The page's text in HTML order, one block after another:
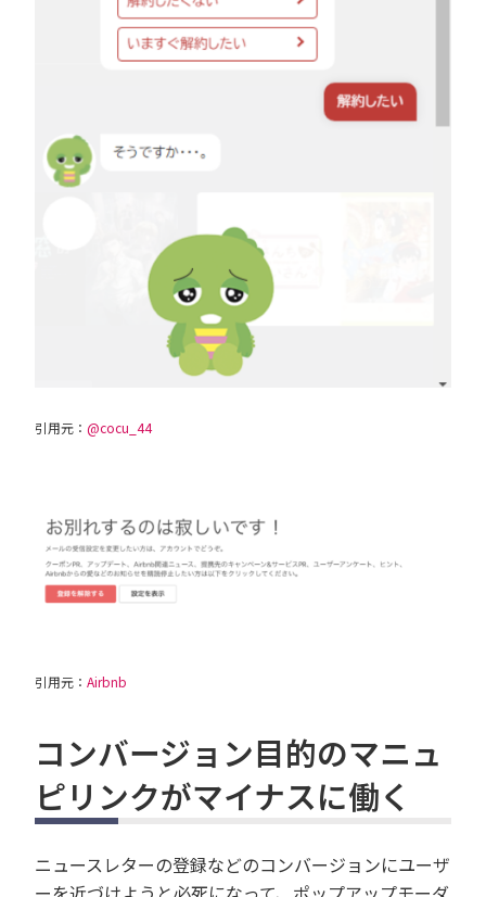
引用元： @cocu_44
引用元： Airbnb
コンバージョン目的のマニュ
ピリンクがマイナスに働く
ニュースレターの登録などのコンバージョンにユーザ